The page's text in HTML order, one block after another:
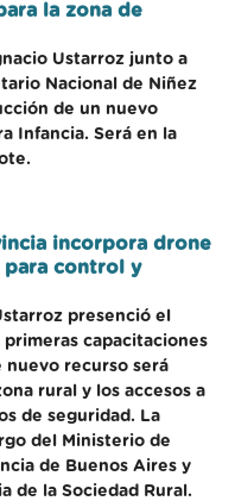
la zona de
Ustarroz junto a
Nacional de Niñez
de un nuevo
Infancia. Será en la
incorpora drone
control y
presenció el
capacitaciones
nuevo recurso será
rural y los accesos a
de seguridad. La
del Ministerio de
de Buenos Aires y
de la Sociedad Rural.